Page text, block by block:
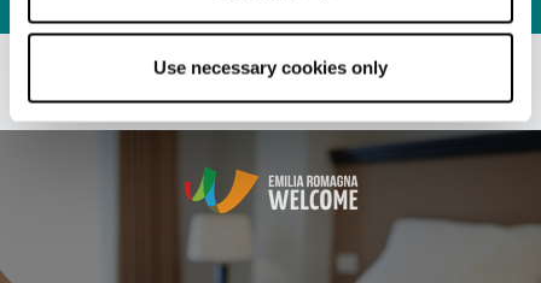
Use necessary cookies only